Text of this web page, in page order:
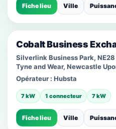
Fiche lieu Ville
Cobalt Business
Silverlink Business Park,
Tyne and Wear, Newcastle
Opérateur : Hubsta
7 kW 1 connecteur 7 kW
Fiche lieu Ville